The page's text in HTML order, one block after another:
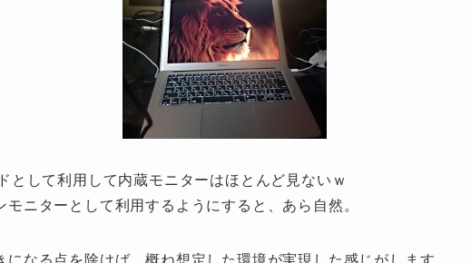
として利用して内蔵モニターはほとんど見ないｗ
ニターとして利用するようにすると、あら自然。
になる点を除けば、概ね想定した環境が実現した感じがします。